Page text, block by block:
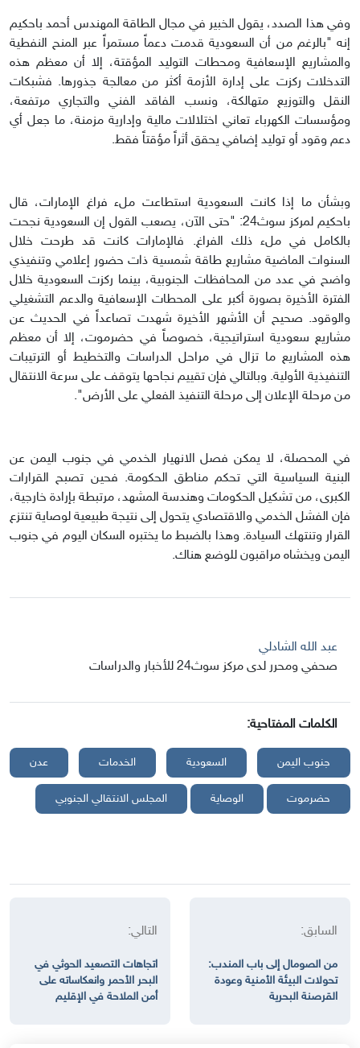
وفي هذا الصدد، يقول الخبير في مجال الطاقة المهندس أحمد باحكيم
إنه "بالرغم من أن السعودية قدمت دعماً مستمراً عبر المنح النفطية
والمشاريع الإسعافية ومحطات التوليد المؤقتة، إلا أن معظم هذه
التدخلات ركزت على إدارة الأزمة أكثر من معالجة جذورها. فشبكات
النقل والتوزيع متهالكة، ونسب الفاقد الفني والتجاري مرتفعة،
ومؤسسات الكهرباء تعاني اختلالات مالية وإدارية مزمنة، ما جعل أي
دعم وقود أو توليد إضافي يحقق أثراً مؤقتاً فقط.
وبشأن ما إذا كانت السعودية استطاعت ملء فراغ الإمارات، قال
باحكيم لمركز سوث24: "حتى الآن، يصعب القول إن السعودية نجحت
بالكامل في ملء ذلك الفراغ. فالإمارات كانت قد طرحت خلال
السنوات الماضية مشاريع طاقة شمسية ذات حضور إعلامي وتنفيذي
واضح في عدد من المحافظات الجنوبية، بينما ركزت السعودية خلال
الفترة الأخيرة بصورة أكبر على المحطات الإسعافية والدعم التشغيلي
والوقود. صحيح أن الأشهر الأخيرة شهدت تصاعداً في الحديث عن
مشاريع سعودية استراتيجية، خصوصاً في حضرموت، إلا أن معظم
هذه المشاريع ما تزال في مراحل الدراسات والتخطيط أو الترتيبات
التنفيذية الأولية. وبالتالي فإن تقييم نجاحها يتوقف على سرعة الانتقال
من مرحلة الإعلان إلى مرحلة التنفيذ الفعلي على الأرض".
في المحصلة، لا يمكن فصل الانهيار الخدمي في جنوب اليمن عن
البنية السياسية التي تحكم مناطق الحكومة. فحين تصبح القرارات
الكبرى، من تشكيل الحكومات وهندسة المشهد، مرتبطة بإرادة خارجية،
فإن الفشل الخدمي والاقتصادي يتحول إلى نتيجة طبيعية لوصاية تنتزع
القرار وتنتهك السيادة. وهذا بالضبط ما يختبره السكان اليوم في جنوب
اليمن ويخشاه مراقبون للوضع هناك.
عبد الله الشادلي
صحفي ومحرر لدى مركز سوث24 للأخبار والدراسات
الكلمات المفتاحية:
جنوب اليمن السعودية الخدمات عدن
حضرموت الوصاية المجلس الانتقالي الجنوبي
السابق:
من الصومال إلى باب المندب:
تحولات البيئة الأمنية وعودة
القرصنة البحرية
التالي:
اتجاهات التصعيد الحوثي في
البحر الأحمر وانعكاساته على
أمن الملاحة في الإقليم